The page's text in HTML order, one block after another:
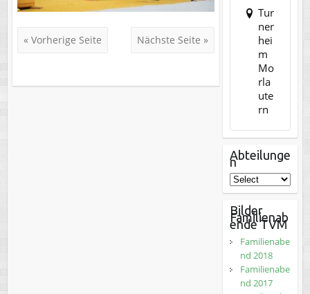
« Vorherige Seite Nächste Seite »
Tur
ner
hei
m
Mo
rla
ute
rn
Abteilunge
n
Bilder
Familienab
ende TVM
Familienabe
nd 2018
Familienabe
nd 2017